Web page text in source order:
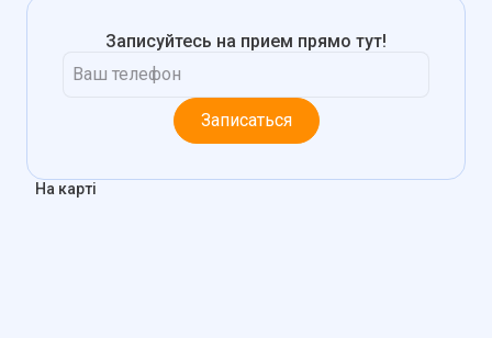
Записуйтесь на прием прямо тут!
Записаться
На карті